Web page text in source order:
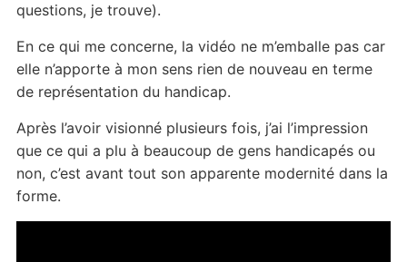
questions, je trouve).
En ce qui me concerne, la vidéo ne m’emballe pas car
elle n’apporte à mon sens rien de nouveau en terme
de représentation du handicap.
Après l’avoir visionné plusieurs fois, j’ai l’impression
que ce qui a plu à beaucoup de gens handicapés ou
non, c’est avant tout son apparente modernité dans la
forme.